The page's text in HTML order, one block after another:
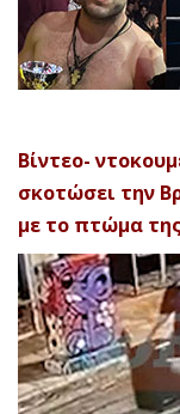
Βίντεο-
σκοτώσει την
με το πτώμα της